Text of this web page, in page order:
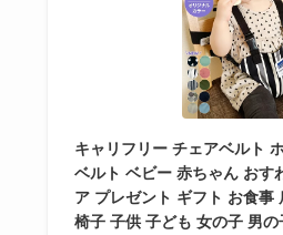
キャリフリー チェアベルト
ベルト ベビー 赤ちゃん おす
ア プレゼント ギフト お食事
椅子 子供 子ども 女の子 男